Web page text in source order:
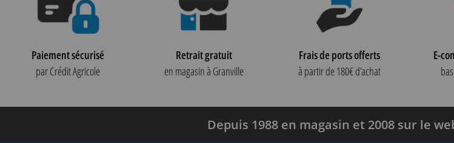
Paiement sécurisé
par Crédit Agricole
Retrait gratuit
en magasin à Granville
Frais de ports offerts
à partir de 180€ d’achat
E-
Depuis 1988 en magasin et 2008 sur le